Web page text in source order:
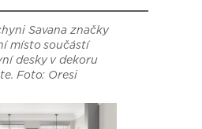
Savana značky
místo součástí
desky v dekoru
Foto: Oresi